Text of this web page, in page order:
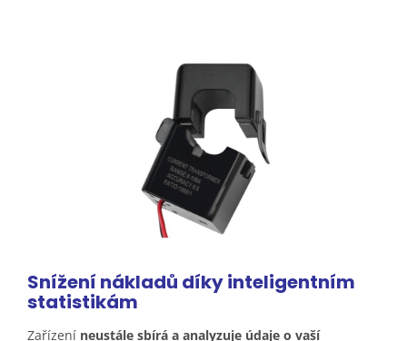
Snížení nákladů díky inteligentním
statistikám
Zařízení neustále sbírá a analyzuje údaje o vaší